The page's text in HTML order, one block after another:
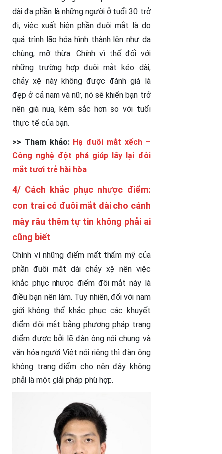
dài đa phần là những người ở tuổi 30 trở
đi, việc xuất hiện phần đuôi mắt là do
quá trình lão hóa hình thành lên như da
chùng, mỡ thừa. Chính vì thế đối với
những trường hợp đuôi mắt kéo dài,
chảy xệ này không được đánh giá là
đẹp ở cả nam và nữ, nó sẽ khiến bạn trở
nên già nua, kém sắc hơn so với tuổi
thực tế của bạn.
>> Tham khảo: Hạ đuôi mắt xếch –
Công nghệ đột phá giúp lấy lại đôi
mắt tươi trẻ hài hòa
4/ Cách khắc phục nhược điểm:
con trai có đuôi mắt dài cho cánh
mày râu thêm tự tin không phải ai
cũng biết
Chính vì những điểm mất thẩm mỹ của
phần đuôi mắt dài chảy xệ nên việc
khắc phục nhược điểm đôi mắt này là
điều bạn nên làm. Tuy nhiên, đối với nam
giới không thể khắc phục các khuyết
điểm đôi mắt bằng phương pháp trang
điểm được bởi lẽ đàn ông nói chung và
văn hóa người Việt nói riêng thì đàn ông
không trang điểm cho nên đây không
phải là một giải pháp phù hợp.